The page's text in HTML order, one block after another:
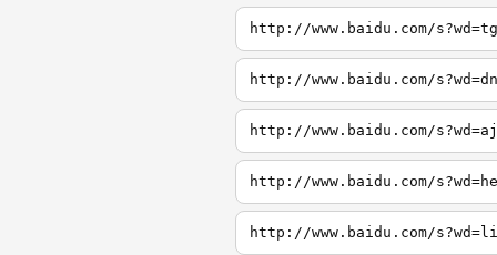
http://www.baidu.com/s?wd=tg
http://www.baidu.com/s?wd=dn
http://www.baidu.com/s?wd=aj
http://www.baidu.com/
http://www.baidu.com/